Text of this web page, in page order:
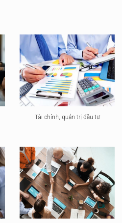
Tài chính, quản trị đầu tư